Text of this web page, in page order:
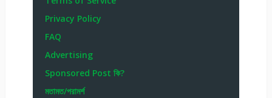
Privacy Policy
FAQ
Advertising
Sponsored Post কি?
মতামত/পরামর্শ